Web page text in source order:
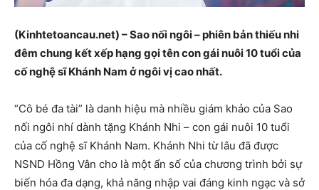
(Kinhtetoancau.net) – Sao nối ngôi – phiên bản thiếu nhi
đêm chung kết xếp hạng gọi tên con gái nuôi 10 tuổi của
cố nghệ sĩ Khánh Nam ở ngôi vị cao nhất.
“Cô bé đa tài” là danh hiệu mà nhiều giám khảo của Sao
nối ngôi nhí dành tặng Khánh Nhi – con gái nuôi 10 tuổi
của cố nghệ sĩ Khánh Nam. Khánh Nhi từ lâu đã được
NSND Hồng Vân cho là một ẩn số của chương trình bởi sự
biến hóa đa dạng, khả năng nhập vai đáng kinh ngạc và sở